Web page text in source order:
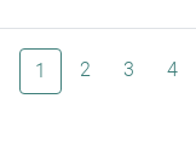
1 (aktuelle Seite)
2 3 4